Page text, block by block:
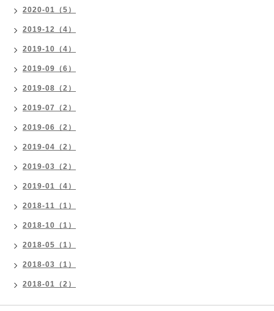
2020-01（5）
2019-12（4）
2019-10（4）
2019-09（6）
2019-08（2）
2019-07（2）
2019-06（2）
2019-04（2）
2019-03（2）
2019-01（4）
2018-11（1）
2018-10（1）
2018-05（1）
2018-03（1）
2018-01（2）